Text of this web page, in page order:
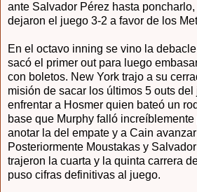
ante Salvador Pérez hasta
dejaron el juego 3-2 a favor de los
En el octavo inning se vino la
sacó el primer out para luego
con boletos. New York trajo a su
misión de sacar los últimos 5 outs
enfrentar a Hosmer quien bateó un
base que Murphy falló
anotar la del empate y a Cain
Posteriormente Moustakas y
trajeron la cuarta y la quinta carrera
puso cifras definitivas al juego.